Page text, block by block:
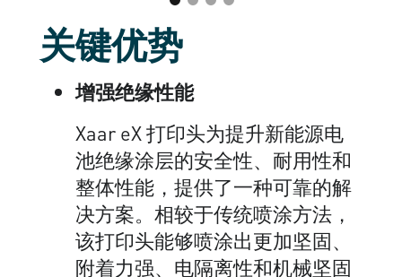
关键优势
增强绝缘性能
Xaar eX 打印头为提升新能源电
池绝缘涂层的安全性、耐用性和
整体性能，提供了一种可靠的解
决方案。相较于传统喷涂方法，
该打印头能够喷涂出更加坚固、
附着力强、电隔离性和机械坚固